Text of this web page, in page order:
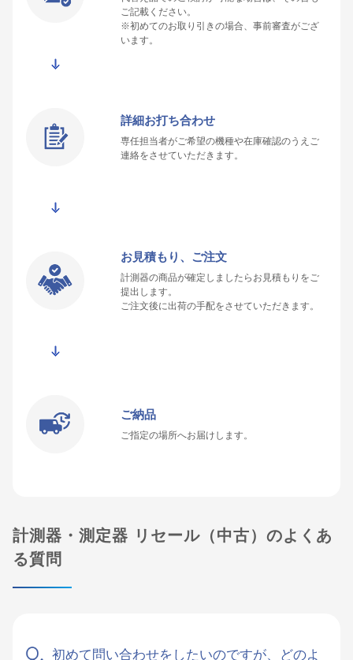
ご記載ください。
※初めてのお取り引きの場合、事前審査がござ
います。
詳細お打ち合わせ
専任担当者がご希望の機種や在庫確認のうえご
連絡をさせていただきます。
お見積もり、ご注文
計測器の商品が確定しましたらお見積もりをご
提出します。
ご注文後に出荷の手配をさせていただきます。
ご納品
ご指定の場所へお届けします。
計測器・測定器 リセール（中古）のよくあ
る質問
初めて問い合わせをしたいのですが、どのよ